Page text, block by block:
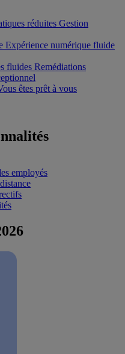
réduites Gestion
Expérience numérique fluide
fluides Remédiations
êtes prêt à vous
employés